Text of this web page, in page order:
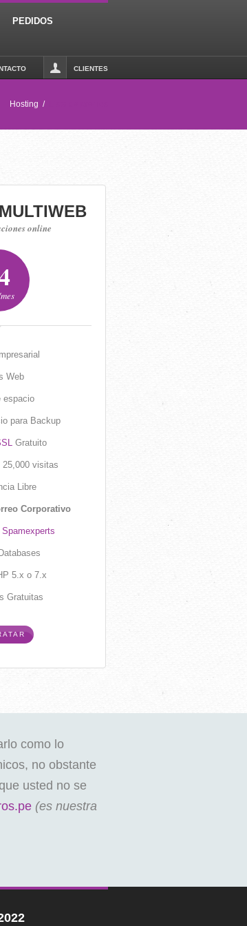
PEDIDOS
CLIENTES
Hosting /
online
Web
espacio
para Backup
Gratuito
25,000 visitas
Libre
Corporativo
Spamexperts
Databases
5.x o 7.x
Gratuitas
como lo
no obstante
usted no se
(es nuestra